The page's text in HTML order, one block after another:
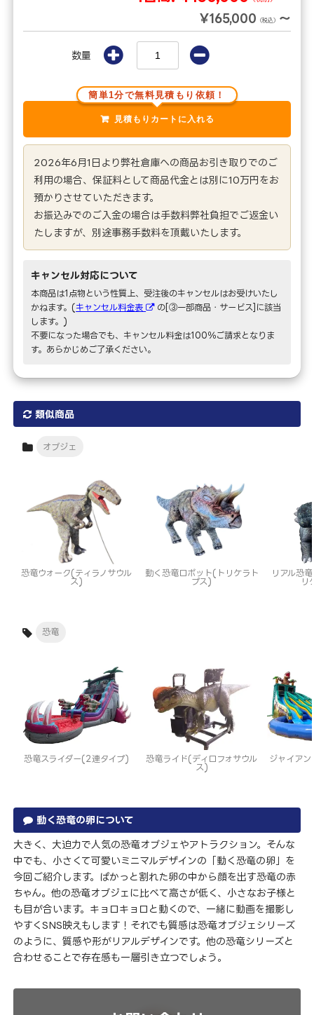
¥165,000 （税込） ～
数量
簡単1分で無料見積もり依頼！
2026年6月1日より弊社倉庫への商品お引き取りでのご
利用の場合、保証料として商品代金とは別に10万円をお
預かりさせていただきます。
お振込みでのご入金の場合は手数料弊社負担でご返金い
たしますが、別途事務手数料を頂戴いたします。
キャンセル対応について
本商品は1点物という性質上、受注後のキャンセルはお受けいたし
かねます。(キャンセル料金表
の[③一部商品・サービス]に該当
します。)
不要になった場合でも、キャンセル料金は100％ご請求となりま
す。あらかじめご了承ください。
類似商品
オブジェ
恐竜ウォーク(ティラノサウル
ス)
動く恐竜ロボット(トリケラト
プス)
リアル恐
リ
恐竜
恐竜スライダー(2連タイプ)
恐竜ライド(ディロフォサウル
ス)
ジャイアン
動く恐竜の卵について
大きく、大迫力で人気の恐竜オブジェやアトラクション。そんな
中でも、小さくて可愛いミニマルデザインの「動く恐竜の卵」を
今回ご紹介します。ぱかっと割れた卵の中から顔を出す恐竜の赤
ちゃん。他の恐竜オブジェに比べて高さが低く、小さなお子様と
も目が合います。キョロキョロと動くので、一緒に動画を撮影し
やすくSNS映えもします！それでも質感は恐竜オブジェシリーズ
のように、質感や形がリアルデザインです。他の恐竜シリーズと
合わせることで存在感も一層引き立つでしょう。